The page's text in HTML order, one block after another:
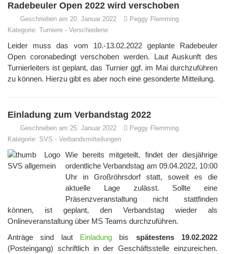
Radebeuler Open 2022 wird verschoben
Geschrieben am 20. Januar 2022
Peggy Flemming
Kategorie: Turniere - Verschiedene
Leider muss das vom 10.-13.02.2022 geplante Radebeuler
Open coronabedingt verschoben werden. Laut Auskunft des
Turnierleiters ist geplant, das Turnier ggf. im Mai durchzuführen
zu können. Hierzu gibt es aber noch eine gesonderte Mitteilung.
Einladung zum Verbandstag 2022
Geschrieben am 25. Januar 2022
Peggy Flemming
Kategorie: SVS - Verbandsmitteilungen
Wie bereits mitgeteilt, findet der diesjährige
ordentliche Verbandstag am 09.04.2022, 10:00
Uhr in Großröhrsdorf statt, soweit es die
aktuelle Lage zulässt. Sollte eine
Präsenzveranstaltung nicht stattfinden
können, ist geplant, den Verbandstag wieder als
Onlineveranstaltung über MS Teams durchzuführen.
Anträge sind laut Einladung bis spätestens
19.02.2022
(Posteingang) schriftlich in der Geschäftsstelle einzureichen.